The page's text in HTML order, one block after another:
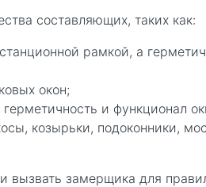
составляющих, таких как:
рамкой, а
окон;
и функционал
козырьки, подоконники,
вызвать замерщика для